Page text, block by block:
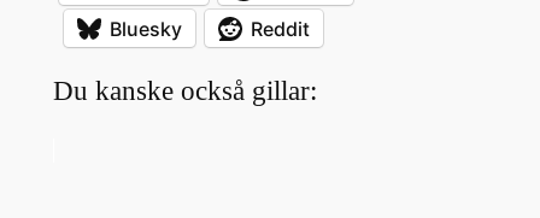
Bluesky
Reddit
Du kanske också gillar: